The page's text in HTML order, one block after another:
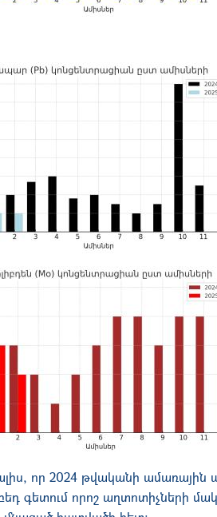
տալիս, որ 2024 թվականի
գետում որոշ աղտոտիչների